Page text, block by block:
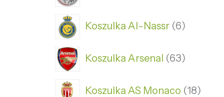
Koszulka Al-Nassr 6
Koszulka Arsenal 63
Koszulka AS Monaco 18